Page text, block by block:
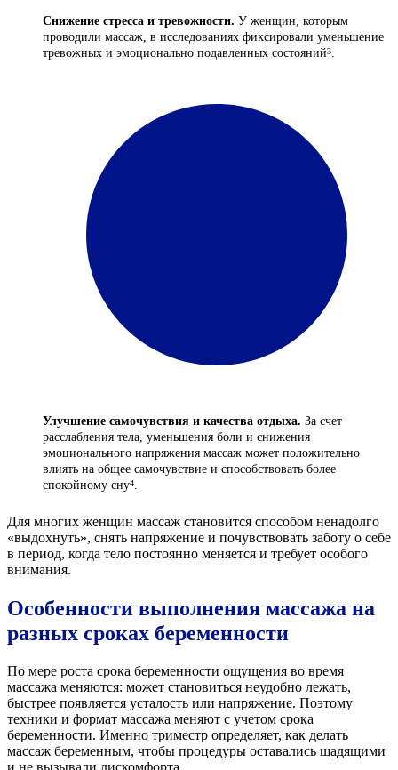
Снижение стресса и тревожности. У женщин, которым
проводили массаж, в исследованиях фиксировали уменьшение
тревожных и эмоционально подавленных состояний3.
Улучшение самочувствия и качества отдыха. За счет
расслабления тела, уменьшения боли и снижения
эмоционального напряжения массаж может положительно
влиять на общее самочувствие и способствовать более
спокойному сну4.
Для многих женщин массаж становится способом ненадолго
«выдохнуть», снять напряжение и почувствовать заботу о себе
в период, когда тело постоянно меняется и требует особого
внимания.
Особенности выполнения массажа на
разных сроках беременности
По мере роста срока беременности ощущения во время
массажа меняются: может становиться неудобно лежать,
быстрее появляется усталость или напряжение. Поэтому
техники и формат массажа меняют с учетом срока
беременности. Именно триместр определяет, как делать
массаж беременным, чтобы процедуры оставались щадящими
и не вызывали дискомфорта.